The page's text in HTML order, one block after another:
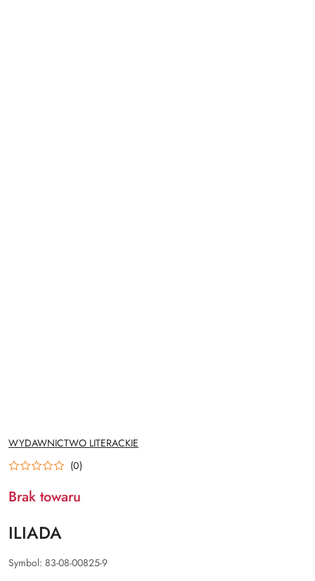
NAZWA
PRODUCENTA:
WYDAWNICTWO LITERACKIE
(0)
Brak towaru
ILIADA
Symbol: 83-08-00825-9